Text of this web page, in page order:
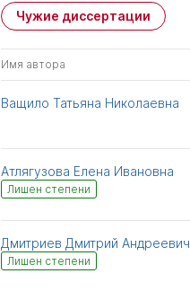
Чужие диссертации
Имя автора
Ващило Татьяна Николаевна
Атлягузова Елена Ивановна
Лишен степени
Дмитриев Дмитрий Андреевич
Лишен степени